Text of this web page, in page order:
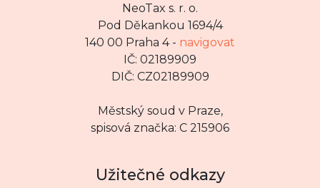
NeoTax s. r. o.
Pod Děkankou 1694/4
140 00 Praha 4 - navigovat
IČ: 02189909
DIČ: CZ02189909
Městský soud v Praze,
spisová značka: C 215906
Užitečné odkazy